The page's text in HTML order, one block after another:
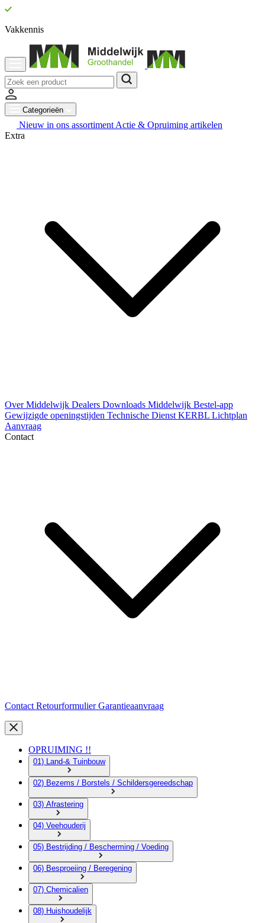
Vakkennis
Categorieën
Nieuw in ons assortiment Actie & Opruiming artikelen
Extra
Over Middelwijk Dealers Downloads Middelwijk Bestel-app
Gewijzigde openingstijden Technische Dienst KERBL Lichtplan
Aanvraag
Contact
Contact RetourformulierGarantieaanvraag
OPRUIMING !!
01) Land-& Tuinbouw
02) Bezems / Borstels / Schildersgereedschap
03) Afrastering
04) Veehouderij
05) Bestrijding / Bescherming / Voeding
06) Besproeiing / Beregening
07) Chemicalien
08) Huishoudelijk